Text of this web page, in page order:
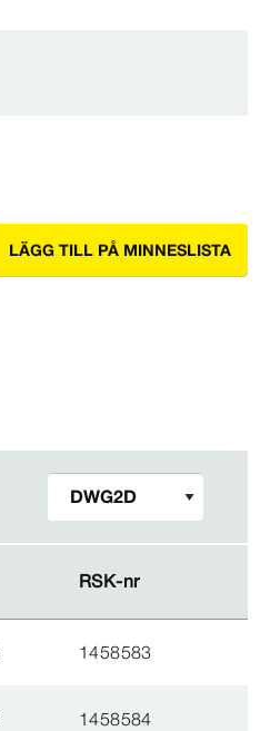
LÄGG TILL PÅ MINNESLISTA
RSK-​nr
RSK-​nr
1458583
1458584